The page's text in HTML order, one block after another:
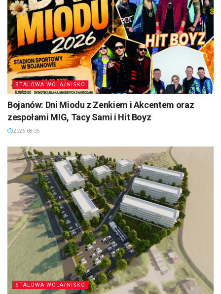
STALOWA WOLA/NISKO
Bojanów: Dni Miodu z Zenkiem i Akcentem oraz
zespołami MIG, Tacy Sami i Hit Boyz
2026-08-05
STALOWA WOLA/NISKO